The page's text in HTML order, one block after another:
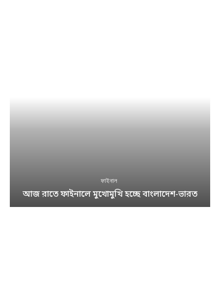
ফাইনাল
আজ রাতে ফাইনালে মুখোমুখি হচ্ছে বাংলাদেশ-ভারত